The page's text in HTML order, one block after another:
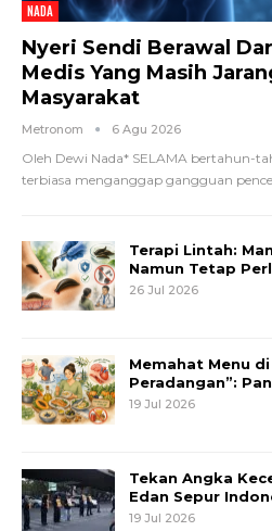
NADA
Nyeri Sendi Berawal
Medis Yang Masih
Masyarakat
Metronom 6 Agu 2026
Oleh Dewi Nada* SELAMA bertahun-
terbiasa menganggap gangguan
Terapi Lintah:
Namun Tetap
26 Jul 2026
Memahat Menu
Peradangan”:
19 Jul 2026
Tekan Angka
Edan Sepur
19 Jul 2026